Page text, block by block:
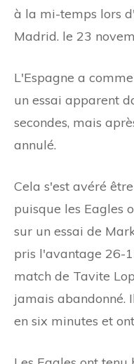
à la mi-temps lors
Madrid. le 23
L'Espagne a
un essai apparent
secondes, mais
annulé.
Cela s'est avéré
puisque les Eagles
sur un essai de
pris l'avantage 26-
match de Tavite
jamais abandonné.
en six minutes et